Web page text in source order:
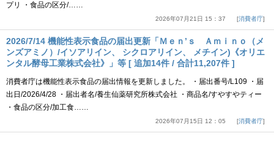
プリ ・食品の区分/……
2026年07月21日 15：37 消費者庁
2026/7/14 機能性表示食品の届出更新「Ｍｅｎ’ｓ Ａｍｉｎｏ（メ
ンズアミノ）/イソアリイン、 シクロアリイン、 メチイン)《オリエ
ンタル酵母工業株式会社》」等 [ 追加14件 / 合計11,207件 ]
消費者庁は機能性表示食品の届出情報を更新しました。 ・届出番号/L109 ・届
出日/2026/4/28 ・届出者名/養生仙薬研究所株式会社 ・商品名/すやすやティー
・食品の区分/加工食……
2026年07月15日 12：05 消費者庁